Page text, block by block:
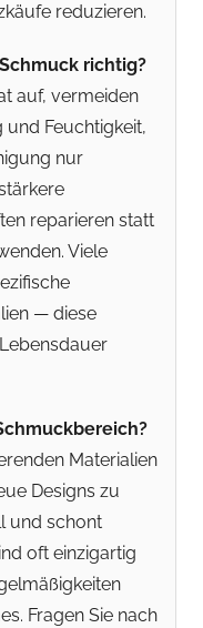
reduzieren.
richtig?
auf, vermeiden
und Feuchtigkeit,
nur
reparieren statt
Viele
— diese
Materialien
Designs zu
und schont
oft einzigartig
Fragen Sie nach